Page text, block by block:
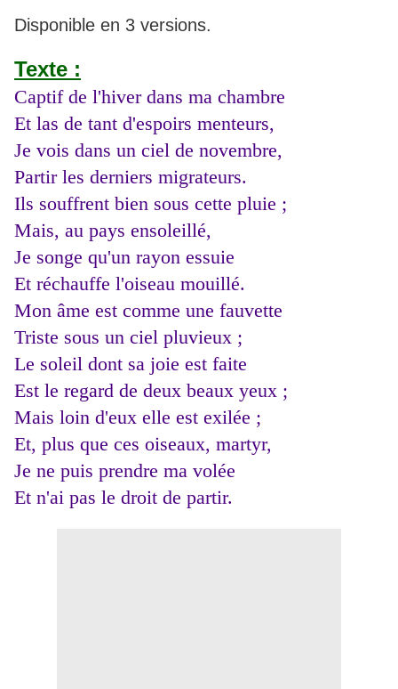
Disponible en 3 versions.
Texte :
Captif de l'hiver dans ma chambre
Et las de tant d'espoirs menteurs,
Je vois dans un ciel de novembre,
Partir les derniers migrateurs.
Ils souffrent bien sous cette pluie ;
Mais, au pays ensoleillé,
Je songe qu'un rayon essuie
Et réchauffe l'oiseau mouillé.
Mon âme est comme une fauvette
Triste sous un ciel pluvieux ;
Le soleil dont sa joie est faite
Est le regard de deux beaux yeux ;
Mais loin d'eux elle est exilée ;
Et, plus que ces oiseaux, martyr,
Je ne puis prendre ma volée
Et n'ai pas le droit de partir.